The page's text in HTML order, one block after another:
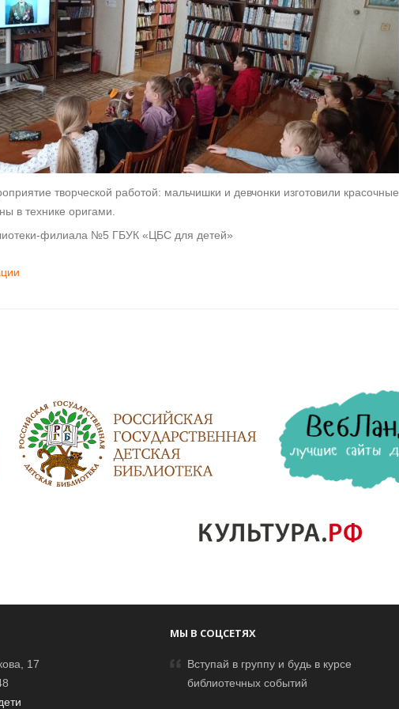
творческой работой: мальчишки и девчонки изготовили красочные
в технике оригами.
филиала №5 ГБУК «ЦБС для детей»
17
МЫ В СОЦСЕТЯХ
Вступай в группу и будь в курсе
библиотечных событий